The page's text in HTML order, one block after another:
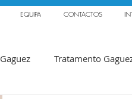
EQUIPA CONTACTOS
Gaguez Tratamento